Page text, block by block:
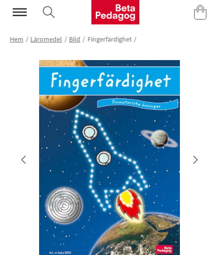
Mina Sidor
Hem Läromedel Bild Fingerfärdighet